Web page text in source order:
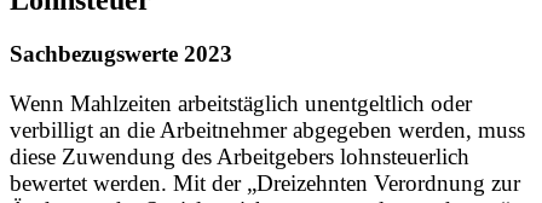
Sachbezugswerte 2023
Wenn Mahlzeiten arbeitstäglich unentgeltlich oder
verbilligt an die Arbeitnehmer abgegeben werden, muss
diese Zuwendung des Arbeitgebers lohnsteuerlich
bewertet werden. Mit der „Dreizehnten Verordnung zur